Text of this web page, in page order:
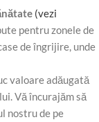
(vezi
pentru zonele de
de îngrijire, unde
valoare adăugată
Vă încurajăm să
nostru de pe